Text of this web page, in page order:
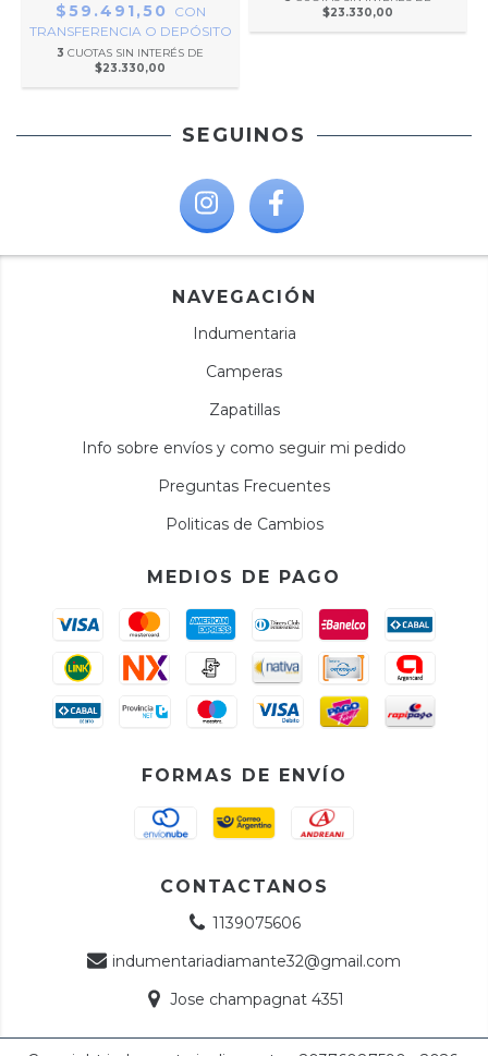
$59.491,50
CON
TRANSFERENCIA O DEPÓSITO
3 CUOTAS SIN INTERÉS DE
$23.330,00
$23.330,00
SEGUINOS
NAVEGACIÓN
Indumentaria
Camperas
Zapatillas
Info sobre envíos y como seguir mi pedido
Preguntas Frecuentes
Politicas de Cambios
MEDIOS DE PAGO
FORMAS DE ENVÍO
CONTACTANOS
1139075606
indumentariadiamante32@gmail.com
Jose champagnat 4351